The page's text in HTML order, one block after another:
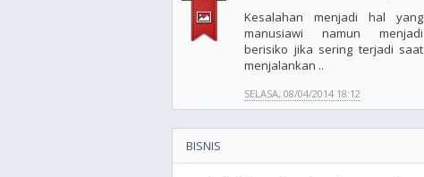
Kesalahan menjadi hal yang
manusiawi namun menjadi
berisiko jika sering terjadi saat
menjalankan ..
SELASA, 08/04/2014 18:12
BISNIS